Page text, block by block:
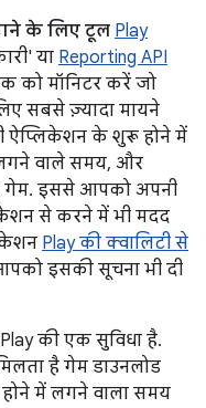
के लिए टूल Play
या Reporting API
को मॉनिटर करें जो
सबसे ज़्यादा मायने
ऐप्लिकेशन के शुरू होने में
वाले समय, और
है. गेम. इससे आपको अपनी
से करने में भी मदद
Play की क्वालिटी से
इसकी सूचना भी दी
की एक सुविधा है.
है गेम डाउनलोड
में लगने वाला समय